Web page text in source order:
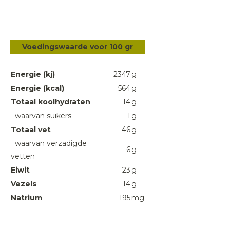
Voedingswaarde voor 100 gr
Energie (kj) 2347 g
Energie (kcal)
564g
Totaal koolhydraten
14g
waarvan suikers
1 g
Totaal vet
46g
waarvan verzadigde
vetten
6g
Eiwit 23 g
Vezels
14g
Natrium
195mg